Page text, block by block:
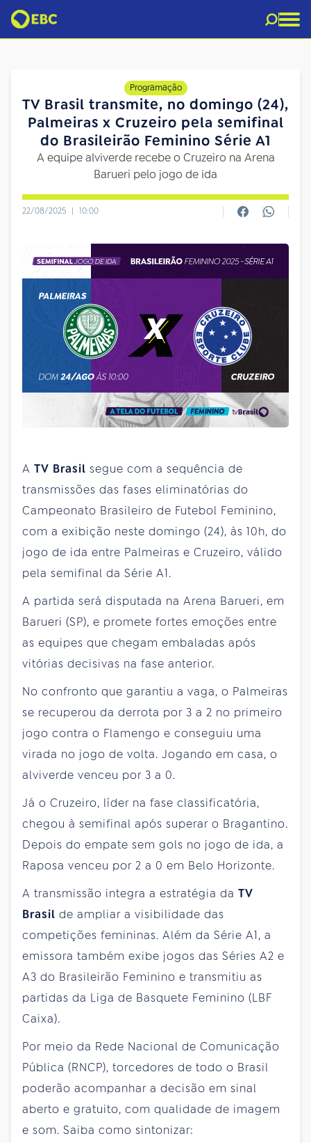
Programação
TV Brasil transmite, no domingo (24),
Palmeiras x Cruzeiro pela semifinal
do Brasileirão Feminino Série A1
A equipe alviverde recebe o Cruzeiro na Arena
Barueri pelo jogo de ida
22/08/2025 | 10:00
A TV Brasil segue com a sequência de
transmissões das fases eliminatórias do
Campeonato Brasileiro de Futebol Feminino,
com a exibição neste domingo (24), às 10h, do
jogo de ida entre Palmeiras e Cruzeiro, válido
pela semifinal da Série A1.
A partida será disputada na Arena Barueri, em
Barueri (SP), e promete fortes emoções entre
as equipes que chegam embaladas após
vitórias decisivas na fase anterior.
No confronto que garantiu a vaga, o Palmeiras
se recuperou da derrota por 3 a 2 no primeiro
jogo contra o Flamengo e conseguiu uma
virada no jogo de volta. Jogando em casa, o
alviverde venceu por 3 a 0.
Já o Cruzeiro, líder na fase classificatória,
chegou à semifinal após superar o Bragantino.
Depois do empate sem gols no jogo de ida, a
Raposa venceu por 2 a 0 em Belo Horizonte.
A transmissão integra a estratégia da TV
Brasil de ampliar a visibilidade das
competições femininas. Além da Série A1, a
emissora também exibe jogos das Séries A2 e
A3 do Brasileirão Feminino e transmitiu as
partidas da Liga de Basquete Feminino (LBF
Caixa).
Por meio da Rede Nacional de Comunicação
Pública (RNCP), torcedores de todo o Brasil
poderão acompanhar a decisão em sinal
aberto e gratuito, com qualidade de imagem
e som. Saiba como sintonizar: